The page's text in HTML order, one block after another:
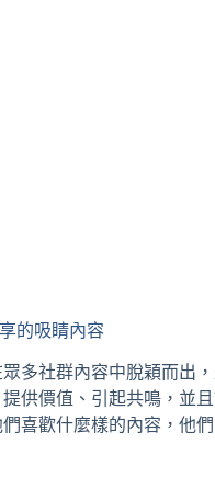
的吸睛內容
多社群內容中脫穎而出
供價值、引起共鳴，並
喜歡什麼樣的內容，他